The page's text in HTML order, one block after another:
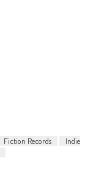
Fiction Records
Indie